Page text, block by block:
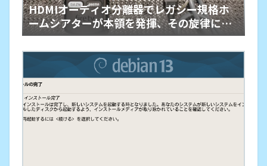
HDMIオーディオ分離器でレガシー規格ホ
ームシアターが本領を発揮、その旋律に戦
慄